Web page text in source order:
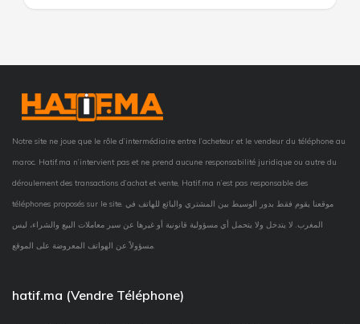
Notre site ne joue que le rôle d’intermédiaire entre l’acheteur et le vendeur du téléphone au
maroc. Hatif.ma n’intervient pas et ne prend aucune responsabilité juridique ou autre du
déroulement des transactions d’achat et vente, Hatif.ma n’est pas responsable des
téléphones proposés sur le site. موقعنا يقوم فقط بدور الوسيط بين المشتري والبائع للهاتف في
المغرب. لا يتدخل ولا يتحمل أي مسؤولية قانونية أو غيرها عن سير معاملات البيع والشراء، ليس
hatif.ma (Vendre Téléphone)